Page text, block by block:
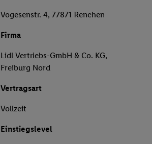
Vogesenstr. 4, 77871 Renchen
Firma
Lidl Vertriebs-GmbH & Co. KG,
Freiburg Nord
Vertragsart
Vollzeit
Einstiegslevel